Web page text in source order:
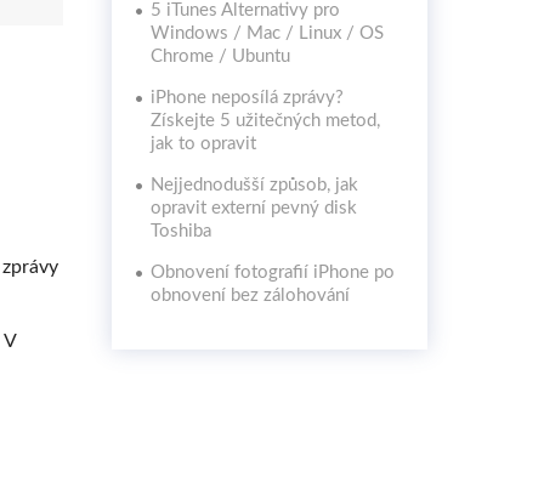
5 iTunes Alternativy pro
Windows / Mac / Linux / OS
Chrome / Ubuntu
iPhone neposílá zprávy?
Získejte 5 užitečných metod,
jak to opravit
Nejjednodušší způsob, jak
opravit externí pevný disk
Toshiba
Obnovení fotografií iPhone po
obnovení bez zálohování